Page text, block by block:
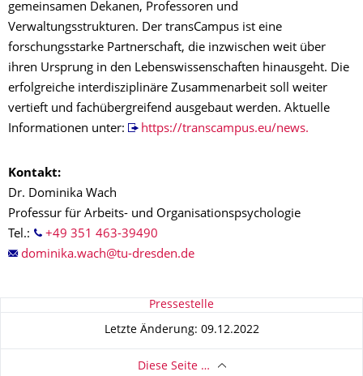
gemeinsamen Dekanen, Professoren und
Verwaltungsstrukturen. Der transCampus ist eine
forschungsstarke Partnerschaft, die inzwischen weit über
ihren Ursprung in den Lebenswissenschaften hinausgeht. Die
erfolgreiche interdisziplinäre Zusammenarbeit soll weiter
vertieft und fachübergreifend ausgebaut werden. Aktuelle
Informationen unter:
https://transcampus.eu/news.
Kontakt:
Dr. Dominika Wach
Professur für Arbeits- und Organisationspsychologie
Tel.:
+49 351 463-39490
Zu dieser Seite Pressestelle
Letzte Änderung: 09.12.2022
Diese Seite …